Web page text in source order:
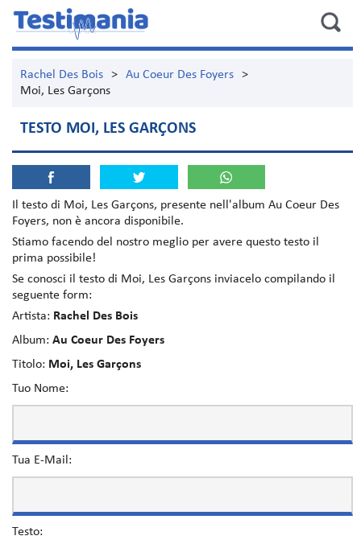
Rachel Des Bois > Au Coeur Des Foyers
>
Moi, Les Garçons
TESTO MOI, LES GARÇONS
Il testo di Moi, Les Garçons, presente nell'album Au Coeur Des
Foyers, non è ancora disponibile.
Stiamo facendo del nostro meglio per avere questo testo il
prima possibile!
Se conosci il testo di Moi, Les Garçons inviacelo compilando il
seguente form:
Artista: Rachel Des Bois
Album: Au Coeur Des Foyers
Titolo: Moi, Les Garçons
Tuo Nome:
Tua E-Mail:
Testo: